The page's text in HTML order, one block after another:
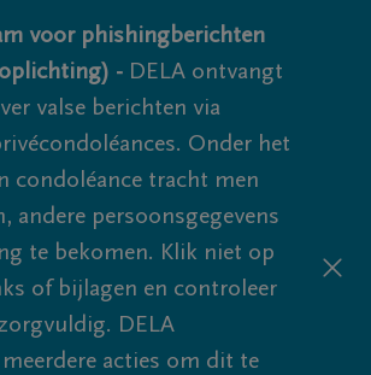
voor phishingberichten
- DELA ontvangt
valse berichten via
Onder het
condoléance tracht men
andere persoonsgegevens
te bekomen. Klik niet op
of bijlagen en controleer
DELA
acties om dit te